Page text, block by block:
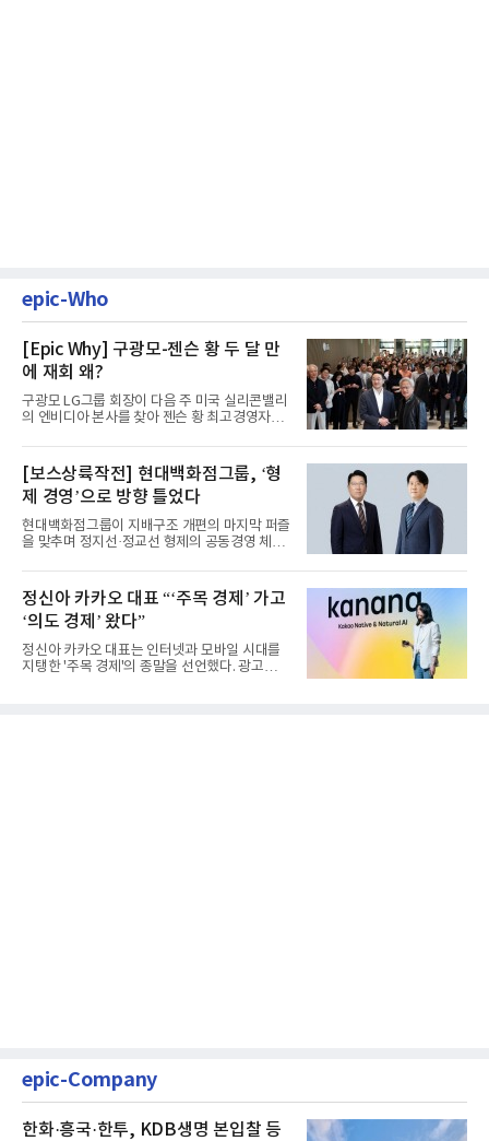
epic-Who
[Epic Why] 구광모-젠슨 황 두 달 만
에 재회 왜?
구광모 LG그룹 회장이 다음 주 미국 실리콘밸리
의 엔비디아 본사를 찾아 젠슨 황 최고경영자
[보스상륙작전] 현대백화점그룹, ‘형
제 경영’으로 방향 틀었다
현대백화점그룹이 지배구조 개편의 마지막 퍼즐
을 맞추며 정지선·정교선 형제의 공동경영 체제
정신아 카카오 대표 “‘주목 경제’ 가고
‘의도 경제’ 왔다”
정신아 카카오 대표는 인터넷과 모바일 시대를
지탱한 '주목 경제'의 종말을 선언했다. 광고를
epic-Company
한화·흥국·한투, KDB생명 본입찰 등